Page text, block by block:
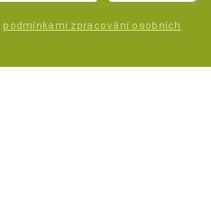
podmínkami zpracování osobních